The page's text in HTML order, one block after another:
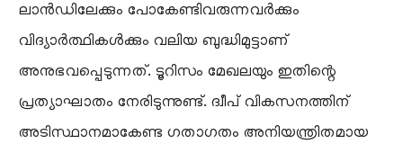
ലാൻഡിലേക്കും പോകേണ്ടിവരുന്നവർക്കും
വിദ്യാർത്ഥികൾക്കും വലിയ ബുദ്ധിമുട്ടാണ്
അനുഭവപ്പെടുന്നത്. ടൂറിസം മേഖലയും ഇതിന്റെ
പ്രത്യാഘാതം നേരിടുന്നുണ്ട്. ദ്വീപ് വികസനത്തിന്
അടിസ്ഥാനമാകേണ്ട ഗതാഗതം അനിയന്ത്രിതമായ